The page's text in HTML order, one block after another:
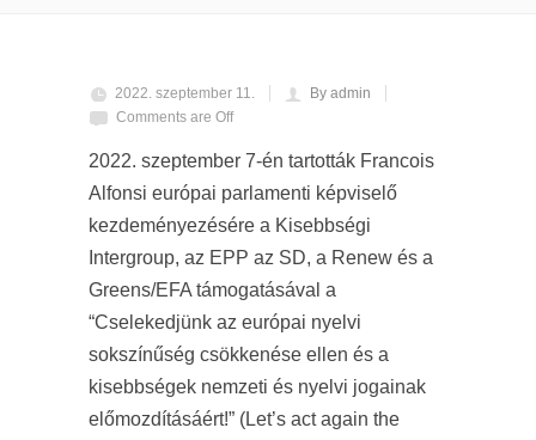
2022. szeptember 11.
By admin
Comments are Off
2022. szeptember 7-én tartották Francois
Alfonsi európai parlamenti képviselő
kezdeményezésére a Kisebbségi
Intergroup, az EPP az SD, a Renew és a
Greens/EFA támogatásával a
“Cselekedjünk az európai nyelvi
sokszínűség csökkenése ellen és a
kisebbségek nemzeti és nyelvi jogainak
előmozdításáért!” (Let’s act again the